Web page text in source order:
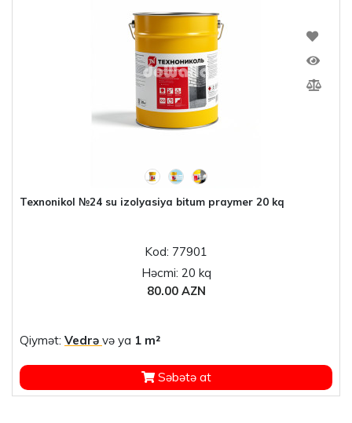
Texnonikol №24 su izolyasiya bitum praymer 20 kq
Kod: 77901
Həcmi: 20 kq
80.00 AZN
Qiymət: Vedrə və ya 1 m²
Səbətə at